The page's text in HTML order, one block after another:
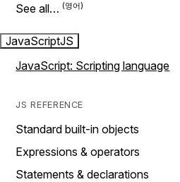
See all…
JavaScriptJS
JavaScript: Scripting language
JS REFERENCE
Standard built-in objects
Expressions & operators
Statements & declarations